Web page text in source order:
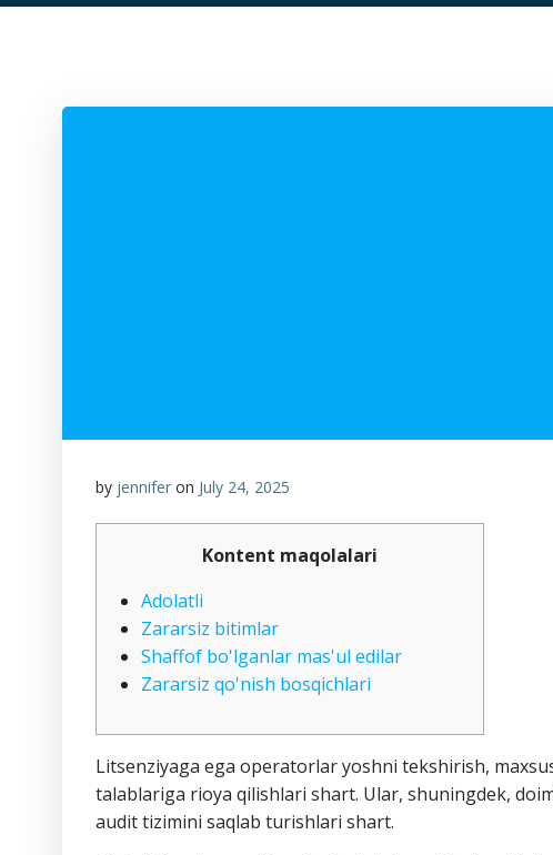
by jennifer on July 24, 2025
Kontent maqolalari
Adolatli
Zararsiz bitimlar
Shaffof bo'lganlar mas'ul edilar
Zararsiz qo'nish bosqichlari
Litsenziyaga ega operatorlar yoshni tekshirish,
talablariga rioya qilishlari shart. Ular, shuningdek,
audit tizimini saqlab turishlari shart.